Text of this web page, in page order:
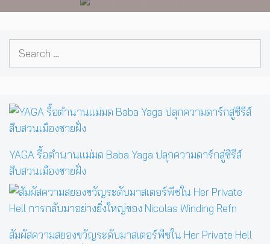
Search
YAGA รื้อตำนานแม่มด Baba Yaga ปลุกความดาร์กสู่ซีรีส์
สืบสวนเมืองชายฝั่ง
สัมผัสความสยองขวัญระดับมาสเตอร์พีซใน Her Private Hell